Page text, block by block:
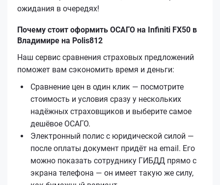
ожидания в очередях!
Почему стоит оформить ОСАГО на Infiniti FX50 в
Владимире на Polis812
Наш сервис сравнения страховых предложений
поможет вам сэкономить время и деньги:
Сравнение цен в один клик — посмотрите
стоимость и условия сразу у нескольких
надёжных страховщиков и выберите самое
дешёвое ОСАГО.
Электронный полис с юридической силой —
после оплаты документ придёт на email. Его
можно показать сотруднику ГИБДД прямо с
экрана телефона — он имеет такую же силу,